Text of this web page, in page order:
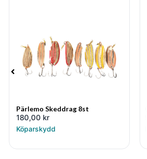
Pärlemo Skeddrag 8st
180,00 kr
Köparskydd